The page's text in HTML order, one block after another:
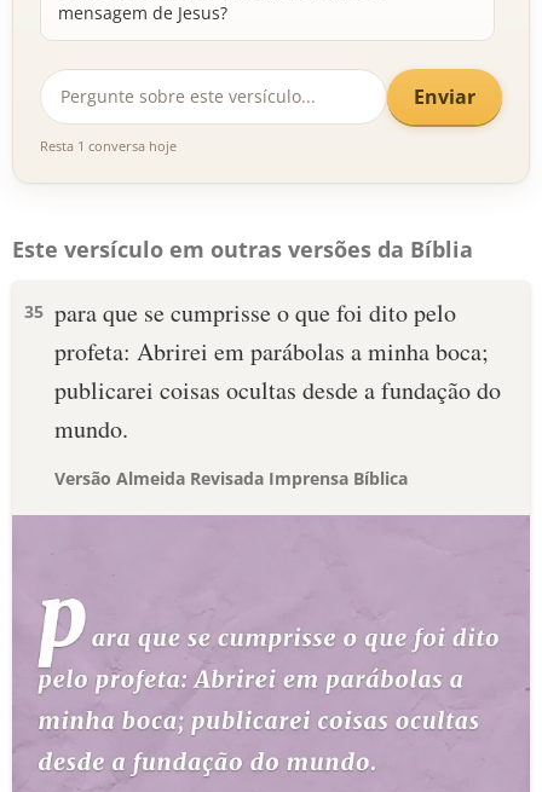
mensagem de Jesus?
Enviar
Resta 1 conversa hoje
Este versículo em outras versões da Bíblia
35 para que se cumprisse o que foi dito pelo
profeta: Abrirei em parábolas a minha boca;
publicarei coisas ocultas desde a fundação do
mundo.
Versão Almeida Revisada Imprensa Bíblica